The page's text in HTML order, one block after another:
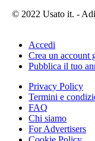
© 2022 Usato it. -
Accedi
Crea un account
Pubblica il tuo
Privacy Policy
Termini e
FAQ
Chi siamo
For Advertisers